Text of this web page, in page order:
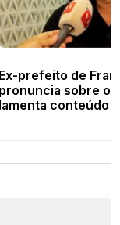
Ex-prefeito de
pronuncia sobre
lamenta conteúdo